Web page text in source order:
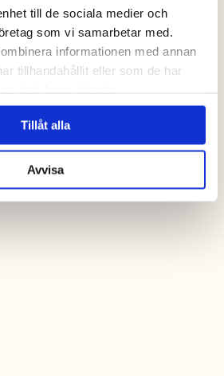
till de sociala medier och
som vi samarbetar med.
informationen med annan
tillhandahållit eller som de har
Tillåt alla
Avvisa